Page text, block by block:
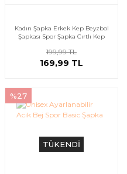
Kadın Şapka Erkek Kep Beyzbol
Şapkası Spor Şapka Cırtlı Kep
199,99 TL
169,99 TL
TÜKENDİ
%27